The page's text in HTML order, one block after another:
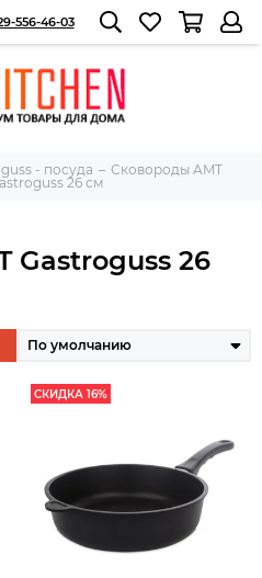
556-46-03
- посуда
Сковороды AMT
26 см
Gastroguss 26
СКИДКА 16%